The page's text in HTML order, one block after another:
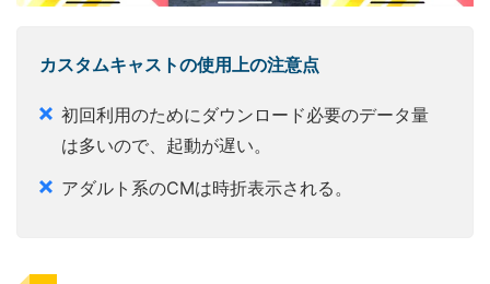
カスタムキャストの使用上の注意点
初回利用のためにダウンロード必要のデータ量
は多いので、起動が遅い。
アダルト系のCMは時折表示される。